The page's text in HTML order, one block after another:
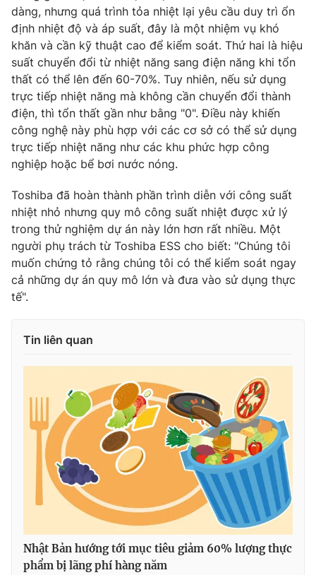
dàng, nhưng quá trình tỏa nhiệt lại yêu cầu duy trì ổn
định nhiệt độ và áp suất, đây là một nhiệm vụ khó
khăn và cần kỹ thuật cao để kiểm soát. Thứ hai là hiệu
suất chuyển đổi từ nhiệt năng sang điện năng khi tổn
thất có thể lên đến 60-70%. Tuy nhiên, nếu sử dụng
trực tiếp nhiệt năng mà không cần chuyển đổi thành
điện, thì tổn thất gần như bằng "0". Điều này khiến
công nghệ này phù hợp với các cơ sở có thể sử dụng
trực tiếp nhiệt năng như các khu phức hợp công
nghiệp hoặc bể bơi nước nóng.
Toshiba đã hoàn thành phần trình diễn với công suất
nhiệt nhỏ nhưng quy mô công suất nhiệt được xử lý
trong thử nghiệm dự án này lớn hơn rất nhiều. Một
người phụ trách từ Toshiba ESS cho biết: "Chúng tôi
muốn chứng tỏ rằng chúng tôi có thể kiểm soát ngay
cả những dự án quy mô lớn và đưa vào sử dụng thực
tế".
Tin liên quan
Nhật Bản hướng tới mục tiêu giảm 60% lượng thực
phẩm bị lãng phí hàng năm